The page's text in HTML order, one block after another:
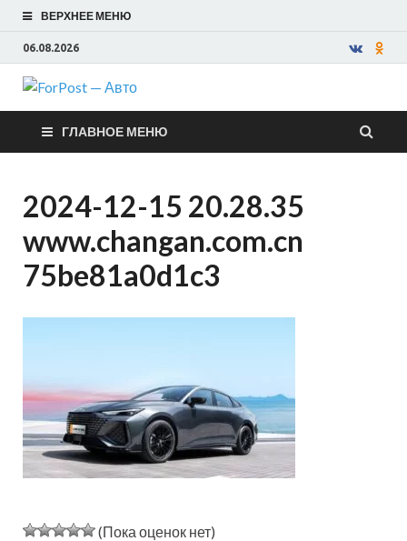
ВЕРХНЕЕ МЕНЮ
06.08.2026
ForPost —
Авто
ГЛАВНОЕ МЕНЮ
2024-12-15 20.28.35
www.changan.com.cn
75be81a0d1c3
(Пока оценок нет)